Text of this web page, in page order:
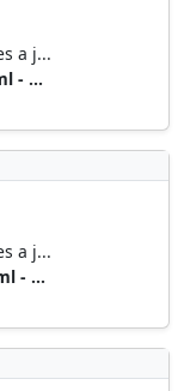
a j...
a j...
a j...
...